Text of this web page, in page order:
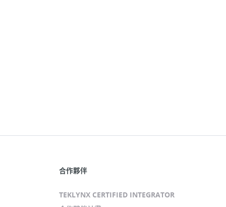
合作夥伴
TEKLYNX CERTIFIED INTEGRATOR